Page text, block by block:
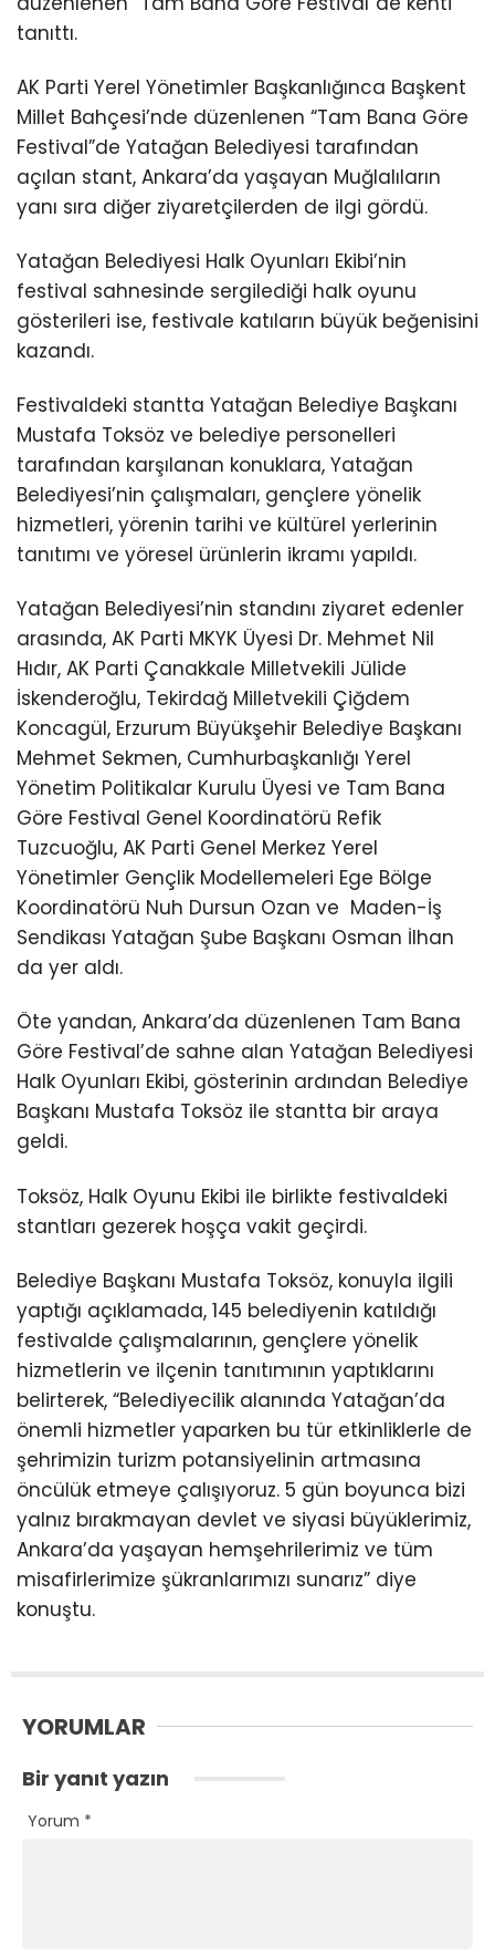
tanıttı.
AK Parti Yerel Yönetimler Başkanlığınca Başkent
Millet Bahçesi’nde düzenlenen “Tam Bana Göre
Festival”de Yatağan Belediyesi tarafından
açılan stant, Ankara’da yaşayan Muğlalıların
yanı sıra diğer ziyaretçilerden de ilgi gördü.
Yatağan Belediyesi Halk Oyunları Ekibi’nin
festival sahnesinde sergilediği halk oyunu
gösterileri ise, festivale katıların büyük beğenisini
kazandı.
Festivaldeki stantta Yatağan Belediye Başkanı
Mustafa Toksöz ve belediye personelleri
tarafından karşılanan konuklara, Yatağan
Belediyesi’nin çalışmaları, gençlere yönelik
hizmetleri, yörenin tarihi ve kültürel yerlerinin
tanıtımı ve yöresel ürünlerin ikramı yapıldı.
Yatağan Belediyesi’nin standını ziyaret edenler
arasında, AK Parti MKYK Üyesi Dr. Mehmet Nil
Hıdır, AK Parti Çanakkale Milletvekili Jülide
İskenderoğlu, Tekirdağ Milletvekili Çiğdem
Koncagül, Erzurum Büyükşehir Belediye Başkanı
Mehmet Sekmen, Cumhurbaşkanlığı Yerel
Yönetim Politikalar Kurulu Üyesi ve Tam Bana
Göre Festival Genel Koordinatörü Refik
Tuzcuoğlu, AK Parti Genel Merkez Yerel
Yönetimler Gençlik Modellemeleri Ege Bölge
Koordinatörü Nuh Dursun Ozan ve Maden-İş
Sendikası Yatağan Şube Başkanı Osman İlhan
da yer aldı.
Öte yandan, Ankara’da düzenlenen Tam Bana
Göre Festival’de sahne alan Yatağan Belediyesi
Halk Oyunları Ekibi, gösterinin ardından Belediye
Başkanı Mustafa Toksöz ile stantta bir araya
geldi.
Toksöz, Halk Oyunu Ekibi ile birlikte festivaldeki
stantları gezerek hoşça vakit geçirdi.
Belediye Başkanı Mustafa Toksöz, konuyla ilgili
yaptığı açıklamada, 145 belediyenin katıldığı
festivalde çalışmalarının, gençlere yönelik
hizmetlerin ve ilçenin tanıtımının yaptıklarını
belirterek, “Belediyecilik alanında Yatağan’da
önemli hizmetler yaparken bu tür etkinliklerle de
şehrimizin turizm potansiyelinin artmasına
öncülük etmeye çalışıyoruz. 5 gün boyunca bizi
yalnız bırakmayan devlet ve siyasi büyüklerimiz,
Ankara’da yaşayan hemşehrilerimiz ve tüm
misafirlerimize şükranlarımızı sunarız” diye
konuştu.
YORUMLAR
Bir yanıt yazın
Yorum *